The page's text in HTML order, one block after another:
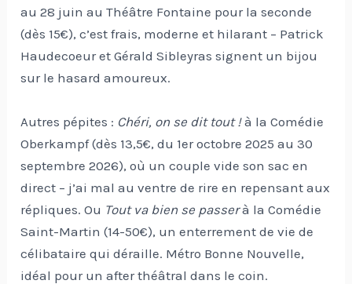
au 28 juin au Théâtre Fontaine pour la seconde
(dès 15€), c’est frais, moderne et hilarant – Patrick
Haudecoeur et Gérald Sibleyras signent un bijou
sur le hasard amoureux.
Autres pépites : Chéri, on se dit tout !à la Comédie
Oberkampf (dès 13,5€, du 1er octobre 2025 au 30
septembre 2026), où un couple vide son sac en
direct – j’ai mal au ventre de rire en repensant aux
répliques. Ou Tout va bien se passerà la Comédie
Saint-Martin (14-50€), un enterrement de vie de
célibataire qui déraille. Métro Bonne Nouvelle,
idéal pour un after théâtral dans le coin.